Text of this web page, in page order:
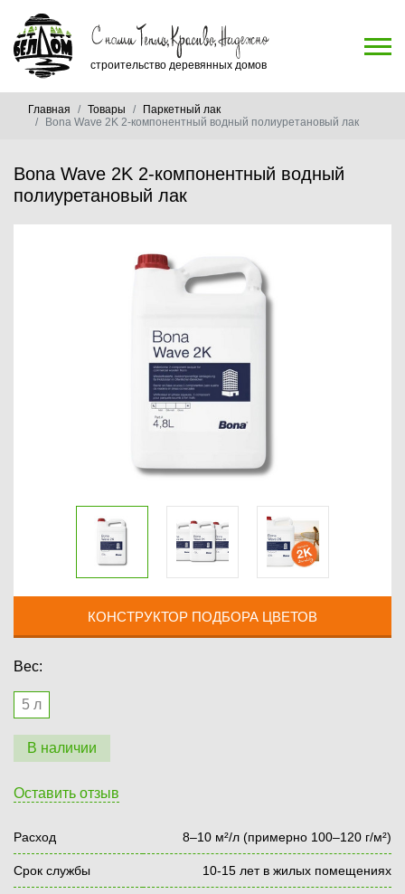
строительство деревянных домов
Главная Товары
Паркетный лак
Bona Wave 2K 2-компонентный водный полиуретановый лак
Bona Wave 2K 2-компонентный водный
полиуретановый лак
КОНСТРУКТОР ПОДБОРА ЦВЕТОВ
Вес:
5 л
В наличии
Оставить отзыв
Расход 8–10 м²/л (примерно 100–120 г/м²)
Срок службы 10-15 лет в жилых помещениях